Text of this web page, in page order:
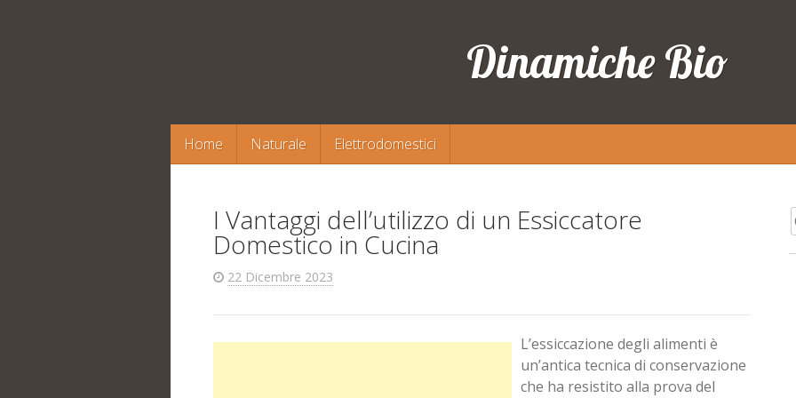
Dinamiche Bio
Salta
il
Home Naturale Elettrodomestici
I Vantaggi dell’utilizzo di un Essiccatore
Domestico in Cucina
22 Dicembre 2023
L’essiccazione degli alimenti è
un’antica tecnica di conservazione
che ha resistito alla prova del